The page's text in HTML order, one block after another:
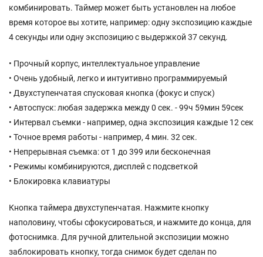
комбинировать. Таймер может быть установлен на любое
время которое вы хотите, например: одну экспозицию каждые
4 секунды или одну экспозицию с выдержкой 37 секунд.
• Прочный корпус, интеллектуальное управление
• Очень удобный, легко и интуитивно программируемый
• Двухступенчатая спусковая кнопка (фокус и спуск)
• Автоспуск: любая задержка между 0 сек. - 99ч 59мин 59сек
• Интервал съемки - например, одна экспозиция каждые 12 сек
• Точное время работы - например, 4 мин. 32 сек.
• Непрерывная съемка: от 1 до 399 или бесконечная
• Режимы комбинируются, дисплей с подсветкой
• Блокировка клавиатуры
Кнопка таймера двухступенчатая. Нажмите кнопку
наполовину, чтобы сфокусироваться, и нажмите до конца, для
фотоснимка. Для ручной длительной экспозиции можно
заблокировать кнопку, тогда снимок будет сделан по